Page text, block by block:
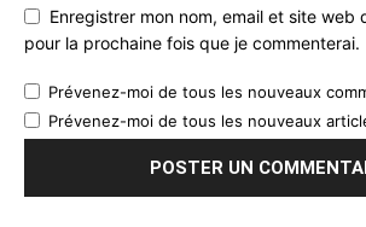
Enregistrer mon nom, email et site web
pour la prochaine fois que je commenterai.
Prévenez-moi de tous les nouveaux
Prévenez-moi de tous les nouveaux